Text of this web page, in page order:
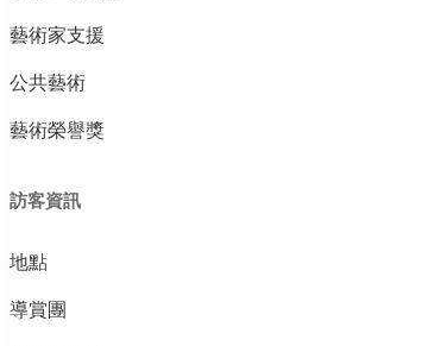
藝術家支援
公共藝術
藝術榮譽獎
訪客資訊
地點
導賞團